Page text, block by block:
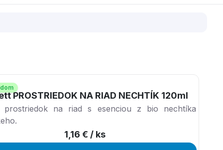
PROSTRIEDOK NA RIAD NECHTÍK 120ml
prostriedok na riad s esenciou z bio nechtíka
1,16 € / ks